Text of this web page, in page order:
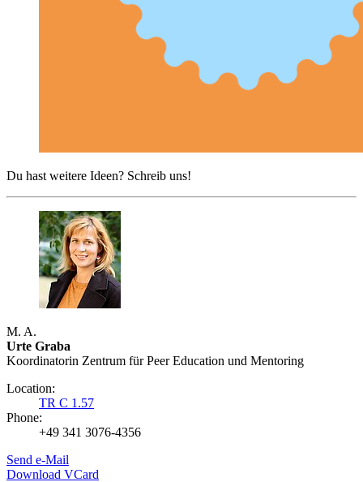
Du hast weitere Ideen? Schreib uns!
M. A.
Urte Graba
Koordinatorin Zentrum für Peer Education und Mentoring
Location:
TR C 1.57
Phone:
+49 341 3076-4356
Send e-Mail
Download VCard